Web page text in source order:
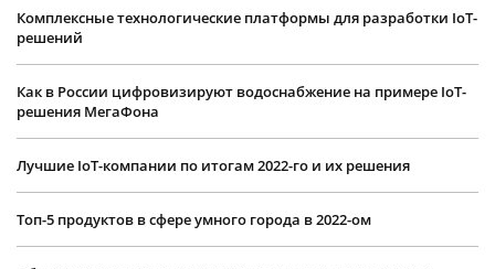
Комплексные технологические платформы для разработки IoT-
решений
Как в России цифровизируют водоснабжение на примере IoT-
решения МегаФона
Лучшие IoT-компании по итогам 2022-го и их решения
Топ-5 продуктов в сфере умного города в 2022-ом